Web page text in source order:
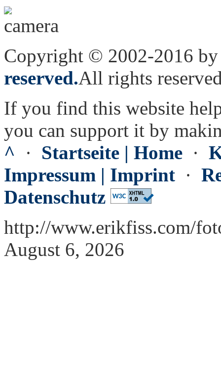
Copyright © 2002-2016
reserved.All rights
If you find this website
you can support it by
^ · Startseite | Home ·
Impressum | Imprint ·
Datenschutz
http://www.erikfiss.com/
August 6, 2026